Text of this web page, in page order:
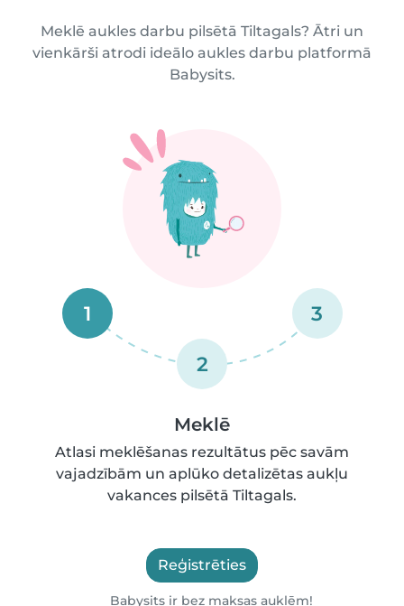
Meklē aukles darbu pilsētā Tiltagals? Ātri un
vienkārši atrodi ideālo aukles darbu platformā
Babysits.
1
2
3
Meklē
Atlasi meklēšanas rezultātus pēc savām
vajadzībām un aplūko detalizētas aukļu
vakances pilsētā Tiltagals.
Reģistrēties
Babysits ir bez maksas auklēm!